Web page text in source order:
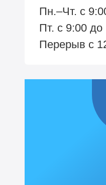
Пн.–Чт. с
Пт. с 9:00 до
Перерыв с